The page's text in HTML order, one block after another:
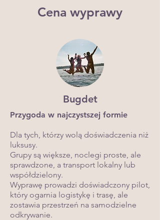
Cena wyprawy
Bugdet
Przygoda w najczystszej formie
Dla tych, którzy wolą doświadczenia niż
luksusy.
Grupy są większe, noclegi proste, ale
sprawdzone, a transport lokalny lub
współdzielony.
Wyprawę prowadzi doświadczony pilot,
który ogarnia logistykę i trasę, ale
zostawia przestrzeń na samodzielne
odkrywanie.